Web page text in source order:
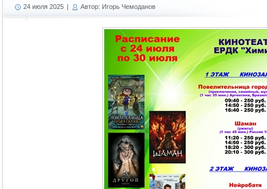
24 июля 2025 | Автор: Игорь Чемоданов